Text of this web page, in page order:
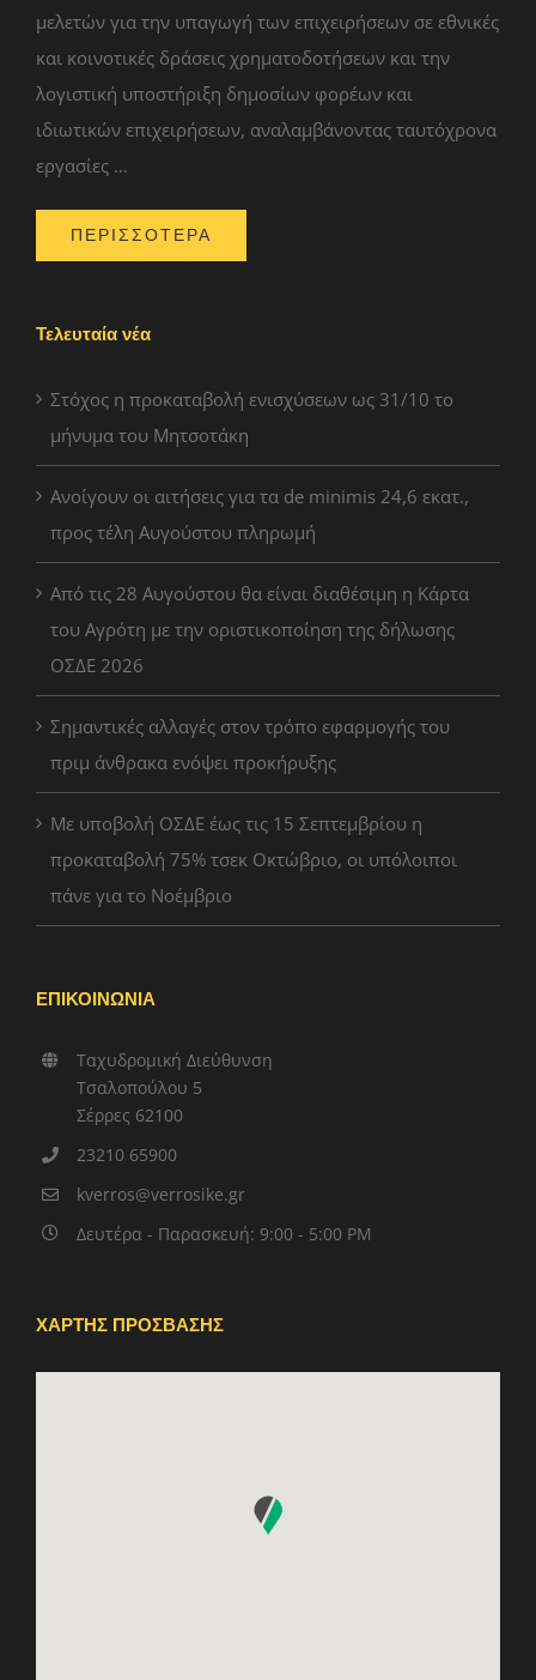
μελετών για την υπαγωγή των επιχειρήσεων σε εθνικές
και κοινοτικές δράσεις χρηματοδοτήσεων και την
λογιστική υποστήριξη δημοσίων φορέων και
ιδιωτικών επιχειρήσεων, αναλαμβάνοντας ταυτόχρονα
εργασίες …
ΠΕΡΙΣΣΟΤΕΡΑ
Τελευταία νέα
Στόχος η προκαταβολή ενισχύσεων ως 31/10 το
μήνυμα του Μητσοτάκη
Ανοίγουν οι αιτήσεις για τα de minimis 24,6 εκατ.,
προς τέλη Αυγούστου πληρωμή
Από τις 28 Αυγούστου θα είναι διαθέσιμη η Κάρτα
του Αγρότη με την οριστικοποίηση της δήλωσης
ΟΣΔΕ 2026
Σημαντικές αλλαγές στον τρόπο εφαρμογής του
πριμ άνθρακα ενόψει προκήρυξης
Με υποβολή ΟΣΔΕ έως τις 15 Σεπτεμβρίου η
προκαταβολή 75% τσεκ Οκτώβριο, οι υπόλοιποι
πάνε για το Νοέμβριο
ΕΠΙΚΟΙΝΩΝΙΑ
Ταχυδρομική Διεύθυνση
Τσαλοπούλου 5
Σέρρες 62100
23210 65900
kverros@verrosike.gr
Δευτέρα - Παρασκευή: 9:00 - 5:00 PM
ΧΑΡΤΗΣ ΠΡΟΣΒΑΣΗΣ